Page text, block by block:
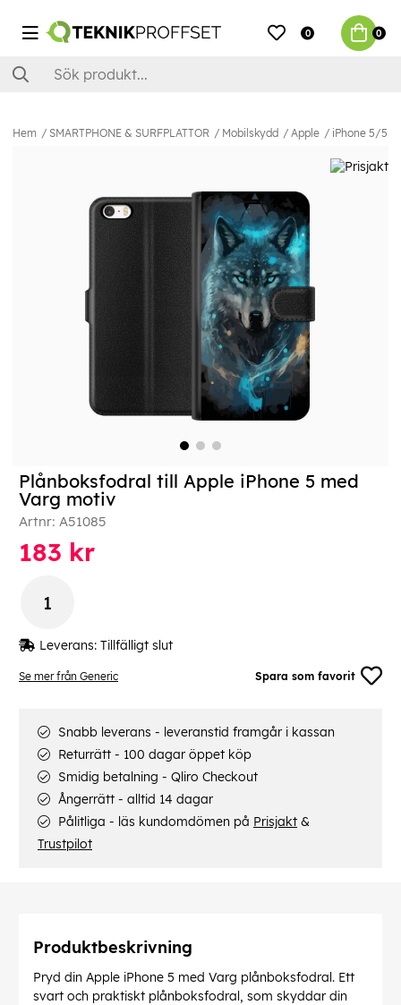
0 0
Hem SMARTPHONE & SURFPLATTOR Mobilskydd Apple iPhone 5/5S/
Se mer från Generic Spara som favorit
Plånboksfodral till Apple iPhone 5 med
Varg motiv
Artnr: A51085
183 kr
Leverans: Tillfälligt slut
Snabb leverans - leveranstid framgår i kassan
Returrätt - 100 dagar öppet köp
Smidig betalning - Qliro Checkout
Ångerrätt - alltid 14 dagar
Pålitliga - läs kundomdömen på Prisjakt &
Trustpilot
Produktbeskrivning
Pryd din Apple iPhone 5 med Varg plånboksfodral. Ett
svart och praktiskt plånboksfodral, som skyddar din